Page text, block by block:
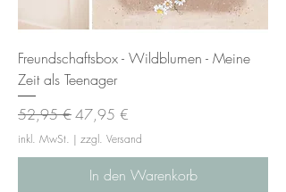
Freundschaftsbox - Wildblumen - Meine
Zeit als Teenager
Standardpreis
52,95 €Sale-Preis
47,95 €
inkl. MwSt. | zzgl. Versand
In den Warenkorb